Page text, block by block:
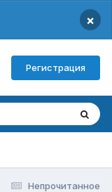
×
Регистрация
Непрочитанное